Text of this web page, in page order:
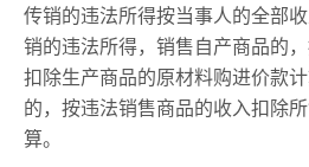
传销的违法所得按当事人的全部
销的违法所得，销售自产商品的
扣除生产商品的原材料购进价款
的，按违法销售商品的收入扣除
算。